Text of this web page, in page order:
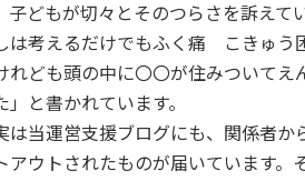
子どもが切々とそのつらさを訴えて
は考えるだけでもふく痛 こきゅう
れども頭の中に〇〇が住みついて
」と書かれています。
当運営支援ブログにも、関係者か
アウトされたものが届いています